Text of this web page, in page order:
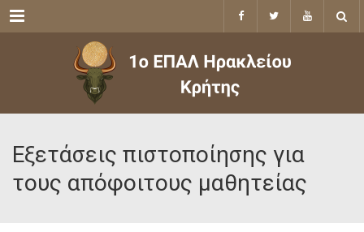
Menu
Εξετάσεις πιστοποίησης για
τους απόφοιτους μαθητείας